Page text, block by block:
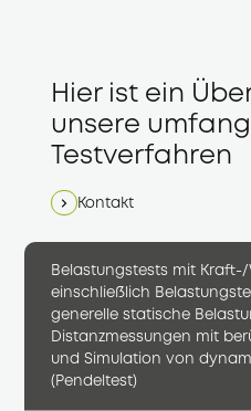
Hier ist ein
unsere
Testverfahren
Kontakt
Belastungstests mit
einschließlich
generelle statische
Distanzmessungen mit
und Simulation von
(Pendeltest)